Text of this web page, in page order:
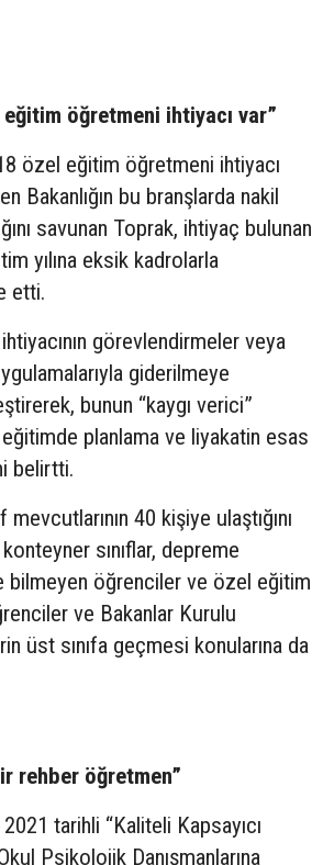
öğretmeni ihtiyacı var”
özel eğitim öğretmeni ihtiyacı
Bakanlığın bu branşlarda nakil
savunan Toprak, ihtiyaç bulunan
yılına eksik kadrolarla
etti.
görevlendirmeler veya
giderilmeye
bunun “kaygı verici”
planlama ve liyakatin esas
belirtti.
mevcutlarının 40 kişiye ulaştığını
sınıflar, depreme
bilmeyen öğrenciler ve özel eğitim
ve Bakanlar Kurulu
üst sınıfa geçmesi konularına da
rehber öğretmen”
tarihli “Kaliteli Kapsayıcı
Psikolojik Danışmanlarına